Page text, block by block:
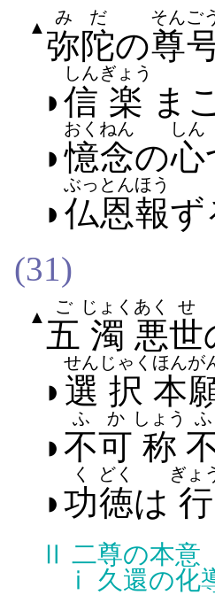
▲ 弥陀
みだ
の尊
そんご
◗信
しん
楽
ぎょう
ま
◗憶念
おくねん
の心
しん
◗ 仏恩
ぶっとん
報
ほう
ず
(31)
▲ 五
ご
濁
じょく
悪
あく
世
せ
◗ 選
せん
択
じゃく
本
ほんが
◗不可
ふか
称
しょう
◗功
く
徳
どく
は 行
ぎょ
Ⅱ 二尊の本意
ⅰ
久還の化